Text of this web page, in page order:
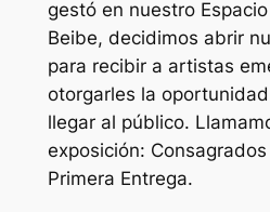
gestó en nuestro
Beibe, decidimos abrir
para recibir a artistas
otorgarles la
llegar al público.
exposición:
Primera Entrega.